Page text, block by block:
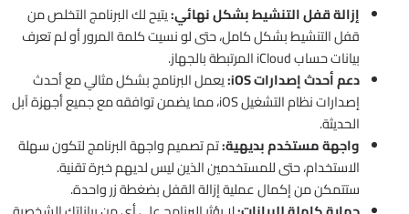
إزالة قفل التنشيط بشكل نهائي:يتيح لك البرنامج التخلص من
قفل التنشيط بشكل كامل، حتى لو نسيت كلمة المرور أو لم تعرف
بيانات حساب iCloud المرتبطة بالجهاز.
دعم أحدث إصدارات iOS:
يعمل البرنامج بشكل مثالي مع أحدث
إصدارات نظام التشغيل iOS، مما يضمن توافقه مع جميع أجهزة آبل
الحديثة.
واجهة مستخدم بديهية:تم تصميم واجهة البرنامج لتكون سهلة
الاستخدام، حتى للمستخدمين الذين ليس لديهم خبرة تقنية.
ستتمكن من إكمال عملية إزالة القفل بضغطة زر واحدة.